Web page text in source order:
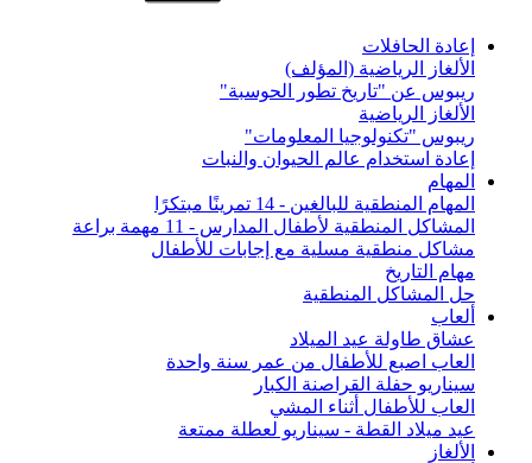
إعادة الحافلات
الألغاز الرياضية (المؤلف)
ريبوس عن "تاريخ تطور الحوسبة"
الألغاز الرياضية
ريبوس "تكنولوجيا المعلومات"
إعادة استخدام عالم الحيوان والنبات
المهام
المهام المنطقية للبالغين - 14 تمرينًا مبتكرًا
المشاكل المنطقية لأطفال المدارس - 11 مهمة براعة
مشاكل منطقية مسلية مع إجابات للأطفال
مهام التاريخ
حل المشاكل المنطقية
ألعاب
عشاق طاولة عيد الميلاد
العاب اصبع للأطفال من عمر سنة واحدة
سيناريو حفلة القراصنة الكبار
العاب للأطفال أثناء المشي
عيد ميلاد القطة - سيناريو لعطلة ممتعة
الألغاز